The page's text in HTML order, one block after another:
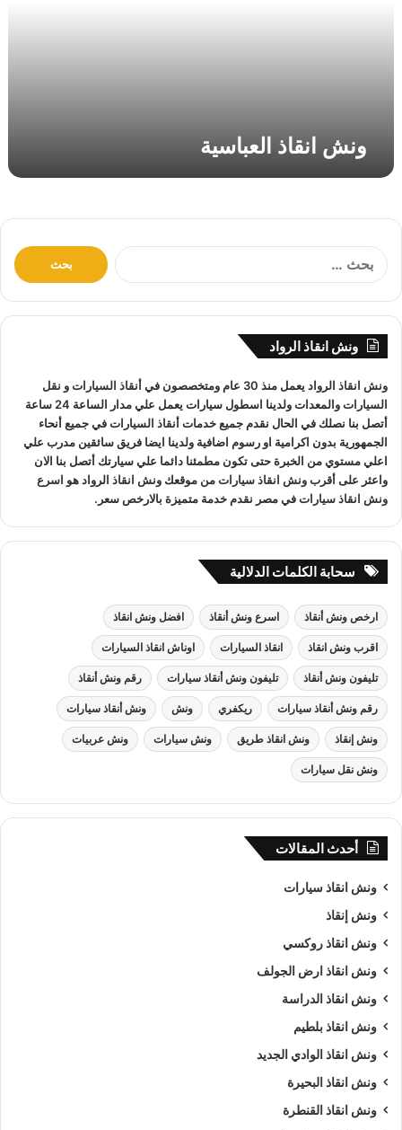
س
ونش انقاذ العباسية
:
ونش انقاذ الرواد
ونش انقاذ الرواد يعمل منذ 30 عام ومتخصصون في أنقاذ السياراتو نقل
السيارات
والمعدات ولدينا اسطول سيارات يعمل علي مدار الساعة 24 ساعة
أتصل بنا نصلك في الحال نقدم جميع خدماتأنقاذ السياراتفي جميع أنحاء
الجمهورية بدون اكرامية او رسوم اضافية ولدينا ايضا فريق سائقين مدرب علي
اعلي مستوي من الخبرة حتى تكون مطمئنا دائما علي سيارتك أتصل بنا الان
واعثر علىأقرب ونش انقاذ سياراتمن موقعك ونش انقاذ الرواد هو اسرع
ونش انقاذ سياراتفي مصر نقدم خدمة متميزة بالارخص سعر.
سحابة الكلمات الدلالية
ارخص ونش أنقاذ اسرع ونش أنقاذ افضل ونش انقاذ
اقرب ونش انقاذ انقاذ السيارات اوناش انقاذ السيارات
تليفون ونش أنقاذ تليفون ونش أنقاذ سيارات رقم ونش أنقاذ
رقم ونش أنقاذ سيارات ريكفري ونش ونش أنقاذ سيارات
ونش إنقاذ ونش انقاذ طريق ونش سيارات ونش عربيات
ونش نقل سيارات
أحدث المقالات
ونش انقاذ سيارات
ونش إنقاذ
ونش انقاذ روكسي
ونش انقاذ ارض الجولف
ونش انقاذ الدراسة
ونش انقاذ بلطيم
ونش انقاذ الوادي الجديد
ونش انقاذ البحيرة
ونش انقاذ القنطرة